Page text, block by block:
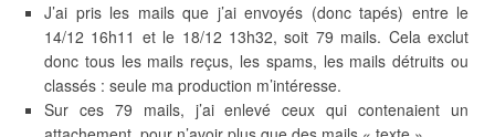
J’ai pris les mails que j’ai envoyés (donc tapés) entre le
14/12 16h11 et le 18/12 13h32, soit 79 mails. Cela exclut
donc tous les mails reçus, les spams, les mails détruits ou
classés : seule ma production m’intéresse.
Sur ces 79 mails, j’ai enlevé ceux qui contenaient un